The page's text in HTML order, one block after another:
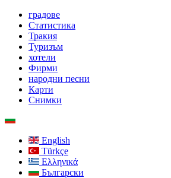
градове
Статистика
Тракия
Туризъм
хотели
Фирми
народни песни
Карти
Снимки
English
Türkçe
Ελληνικά
Български